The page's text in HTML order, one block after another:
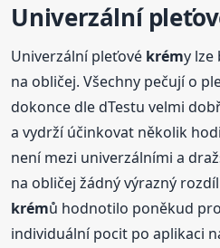
Univerzální
Univerzální pleťové krémy lze
na obličej. Všechny pečují o
dokonce dle dTestu velmi
a vydrží účinkovat několik
není mezi univerzálními a
na obličej žádný výrazný
krémů hodnotilo poněkud
individuální pocit po aplikaci